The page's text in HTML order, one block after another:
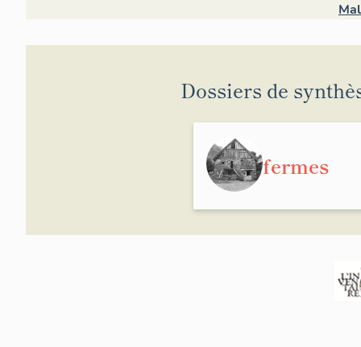
Dossiers de
fermes